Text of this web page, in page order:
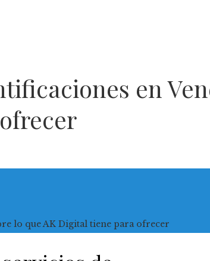
en
lo que AK Digital tiene para ofrecer